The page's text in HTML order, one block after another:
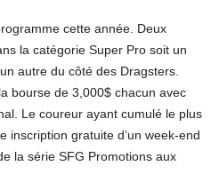
cette année. Deux
la catégorie Super Pro soit un
autre du côté des Dragsters.
bourse de 3,000$ chacun avec
Le coureur ayant cumulé le plus
inscription gratuite d’un week-end
la série SFG Promotions aux